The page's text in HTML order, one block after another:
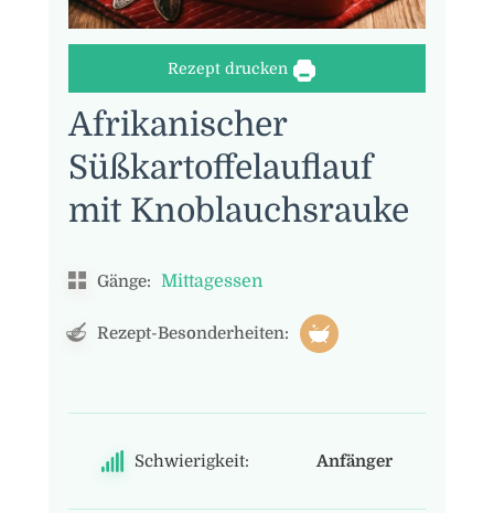
Rezept drucken
Afrikanischer
Süßkartoffelauflauf
mit Knoblauchsrauke
Gänge: Mittagessen
Rezept-Besonderheiten:
Schwierigkeit: Anfänger